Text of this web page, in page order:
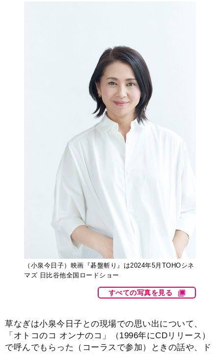
（小泉今日子）映画『碁盤斬り』は2024年5月TOHOシネ
マズ 日比谷他全国ロードショー
すべての写真を見る
草なぎは小泉今日子との現場での思い出について、
「オトコのコ オンナのコ」（1996年にCDリリース）
で呼んでもらった（コーラスで参加）ときの話や、ド